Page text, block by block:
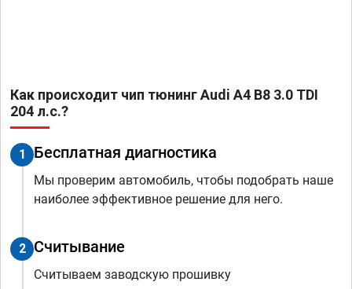
Как происходит чип тюнинг Audi A4 B8 3.0 TDI
204 л.с.?
1 Бесплатная диагностика
Мы проверим автомобиль, чтобы подобрать наше
наиболее эффективное решение для него.
2 Считывание
Считываем заводскую прошивку